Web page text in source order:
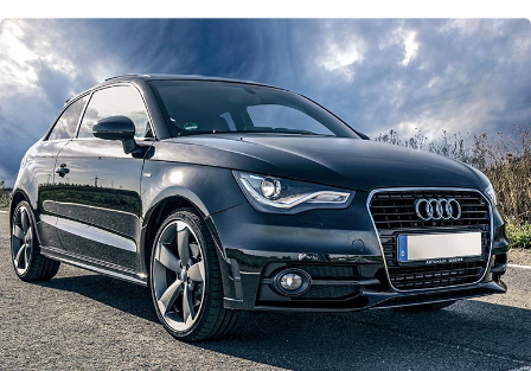
حجز
ليموزين
برج
العرب
شركة
الرائد